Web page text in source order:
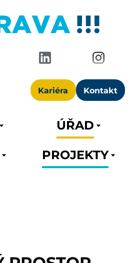
Kariéra Kontakt
ÚŘAD
PROJEKTY